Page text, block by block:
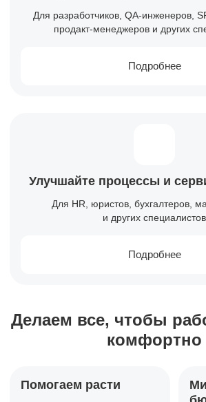
Для разработчиков, QA-инженеров,
продакт-менеджеров и других
Подробнее
Улучшайте процессы и
Для HR, юристов, бухгалтеров,
и других специалистов
Подробнее
Делаем все, чтобы
комфортно
Помогаем расти